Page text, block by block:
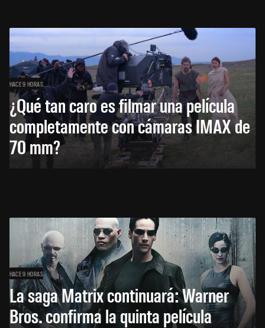
HACE 9 HORAS
¿Qué tan caro es filmar una película
completamente con cámaras IMAX de
70 mm?
HACE 9 HORAS
La saga Matrix continuará: Warner
Bros. confirma la quinta película